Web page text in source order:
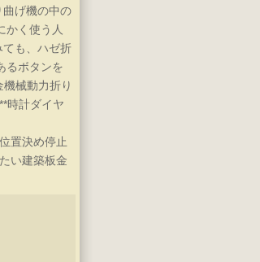
げ機の中の
かく使う人
も、ハゼ折
るボタンを
械動力折り
時計ダイヤ
置決め停止
い建築板金